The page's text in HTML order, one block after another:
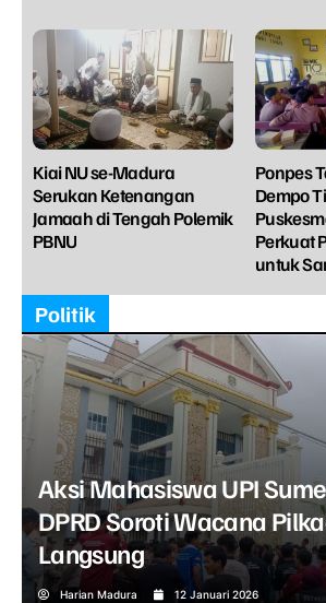
Kiai NU se-Madura
Serukan Ketenangan
Jamaah di Tengah Polemik
PBNU
Ponpes
Dempo
Perkuat
untuk
Politik
Aksi Mahasiswa UPI
DPRD Soroti Wacana
Langsung
Harian Madura 12 Januari 2026